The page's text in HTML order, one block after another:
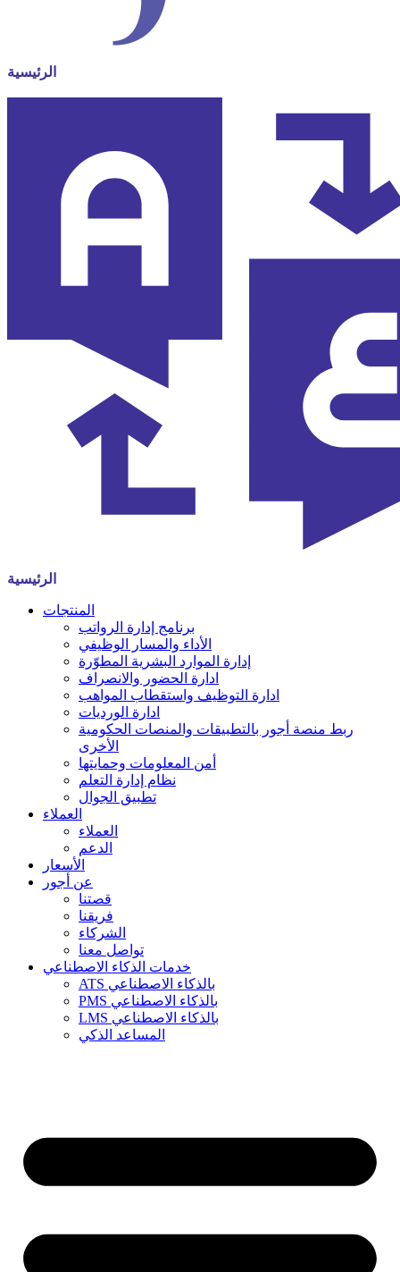
الرئيسية
الرئيسية
المنتجات
برنامج إدارة الرواتب
الأداء والمسار الوظيفي
إدارة الموارد البشرية المطوّرة
ادارة الحضور والانصراف
ادارة التوظيف واستقطاب المواهب
ادارة الورديات
ربط منصة أجور بالتطبيقات والمنصات الحكومية
الأخرى
أمن المعلومات وحمايتها
نظام إدارة التعلم
تطبيق الجوال
العملاء
العملاء
الدعم
الأسعار
عن أجور
قصتنا
فريقنا
الشركاء
تواصل معنا
خدمات الذكاء الاصطناعي
ATS بالذكاء الاصطناعي
PMS بالذكاء الاصطناعي
LMS بالذكاء الاصطناعي
المساعد الذكي